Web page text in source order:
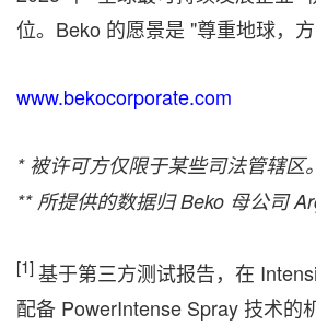
位。Beko 的愿景是 "尊重地球，方
www.bekocorporate.com
* 被许可方仅限于某些司法管辖区。
** 所提供的数据归Beko 母公司
[1]基于第三方测试报告，在
配备 PowerIntense Spray 技术的